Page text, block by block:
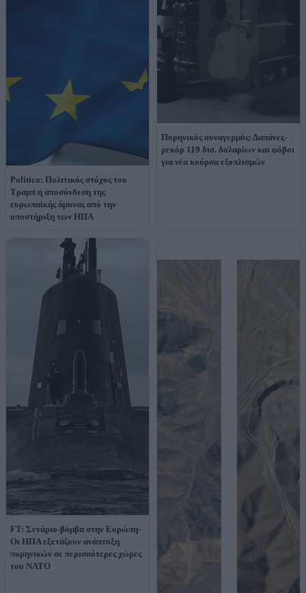
Politico: Πολιτικός στόχος του
Τραμπ η αποσύνδεση της
ευρωπαϊκής άμυνας από την
υποστήριξη των ΗΠΑ
Πυρηνικός συναγερμός: Δαπάνες-
ρεκόρ 119 δισ. δολαρίων και φόβοι
για νέα κούρσα εξοπλισμών
FT: Σενάριο-βόμβα στην Ευρώπη-
Οι ΗΠΑ εξετάζουν ανάπτυξη
πυρηνικών σε περισσότερες χώρες
του ΝΑΤΟ